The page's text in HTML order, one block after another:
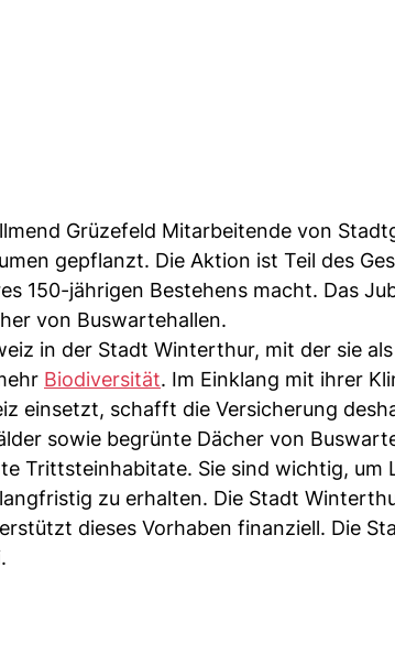
Grüzefeld Mitarbeitende von
gepflanzt. Die Aktion ist Teil des
150-jährigen Bestehens macht. Das
von Buswartehallen.
in der Stadt Winterthur, mit der sie
Biodiversität. Im Einklang mit ihrer
einsetzt, schafft die Versicherung
sowie begrünte Dächer von
Trittsteinhabitate. Sie sind wichtig, um
langfristig zu erhalten. Die Stadt
dieses Vorhaben finanziell. Die